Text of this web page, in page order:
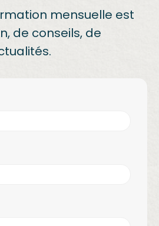
mensuelle est
de conseils, de